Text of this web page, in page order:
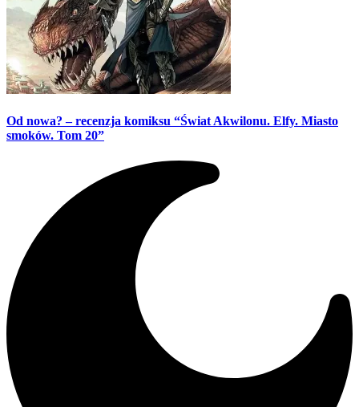
Od nowa? – recenzja komiksu “Świat Akwilonu. Elfy. Miasto
smoków. Tom 20”